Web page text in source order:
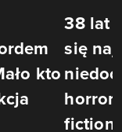
kto
38 lat
się